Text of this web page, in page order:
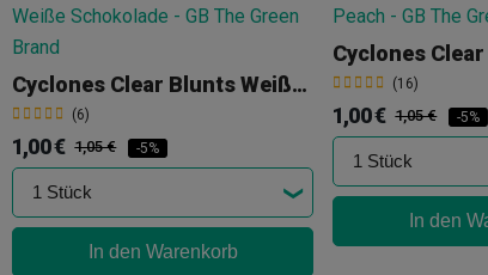
Cyclones Clear Blunts Weiße Schokolade
(6)
1,00 € 1,05 € -5%
In den Warenkorb
Cyclones
(16)
1,00 € 1,05 € -5%
In den